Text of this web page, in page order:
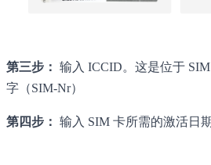
第三步： 输入 ICCID。这是位于
字（SIM-Nr）
第四步： 输入 SIM 卡所需的激活日期